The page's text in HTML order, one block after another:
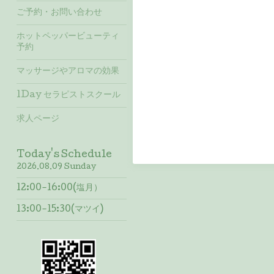
ご予約・お問い合わせ
ホットペッパービューティ
予約
マッサージやアロマの効果
1Day セラピストスクール
求人ページ
Today's Schedule
2026.08.09 Sunday
12:00-16:00(塩月）
13:00-15:30(マツイ)